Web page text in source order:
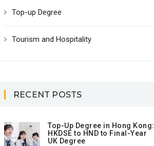
Top-up Degree
Tourism and Hospitality
RECENT POSTS
Top-Up Degree in Hong Kong:
HKDSE to HND to Final-Year
UK Degree